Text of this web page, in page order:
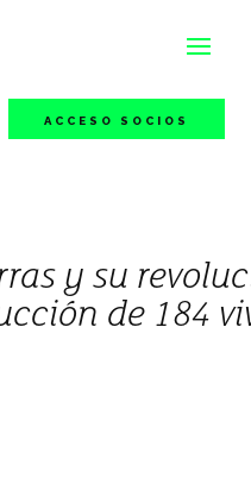
ACCESO SOCIOS
y su
de 184